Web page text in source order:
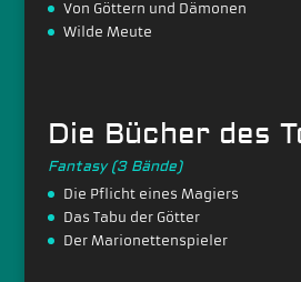
Von Göttern und Dämonen
Wilde Meute
Die Bücher des
Fantasy (3 Bände)
Die Pflicht eines Magiers
Das Tabu der Götter
Der Marionettenspieler